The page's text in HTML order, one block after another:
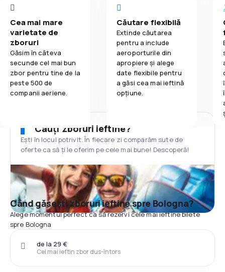
Cea mai mare
varietate de
zboruri
Găsim în câteva
secunde cel mai bun
zbor pentru tine de la
peste 500 de
companii aeriene.
Căutare flexibilă
Extinde căutarea
pentru a include
aeroporturile din
apropiere și alege
date flexibile pentru
a găsi cea mai ieftină
opțiune.
Cauți zboruri ieftine?
Ești în locul potrivit. În fiecare zi comparăm sute de
oferte ca să ți le oferim pe cele mai bune! Descoperă!
Când găsești zboruri ieftine spre Bologna?
Alege momentul perfect ca să rezervi cele mai ieftine bilete
spre Bologna
Cel mai ieftin zbor dus-întors
de la 29 €